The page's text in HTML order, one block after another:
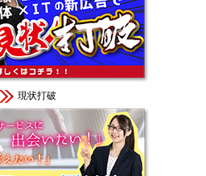
現状打破